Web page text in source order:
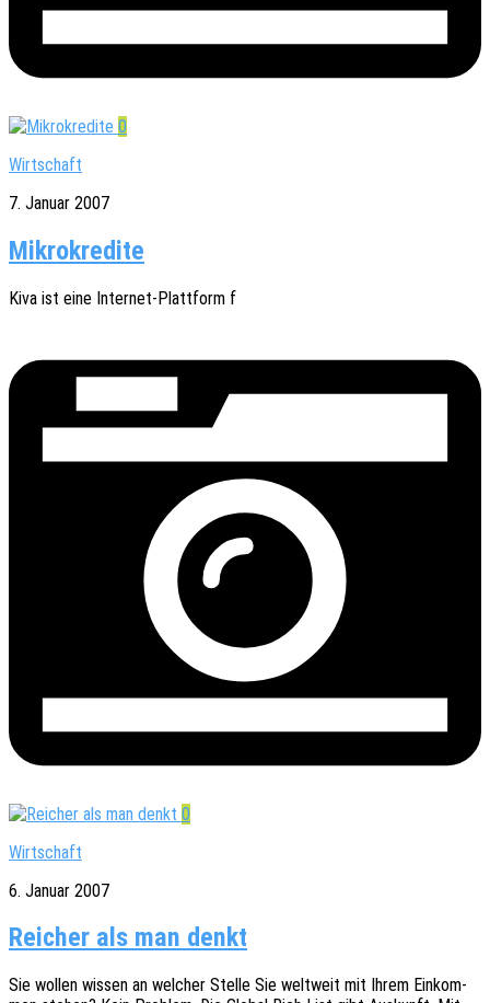
0
Wirtschaft
7. Januar 2007
Mikrokredite
Kiva ist eine Inter­­net-Plat­t­­form f
0
Wirtschaft
6. Januar 2007
Reicher als man denkt
Sie wollen wissen an welcher Stelle Sie welt­weit mit Ihrem Einkom­